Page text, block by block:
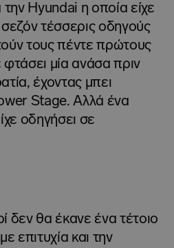
την Hyundai η οποία είχε
τέσσερις οδηγούς
τους πέντε πρώτους
μία ανάσα πριν
έχοντας μπει
Stage. Αλλά ένα
οδηγήσει σε
δεν θα έκανε ένα τέτοιο
επιτυχία και την